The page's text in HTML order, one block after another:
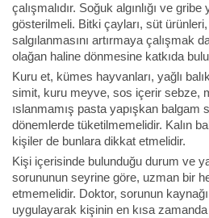
çalışmalıdır. Soğuk algınlığı ve
gösterilmeli. Bitki çayları, süt
salgılanmasını artırmaya çalışmak
olağan haline dönmesine katkıda
Kuru et, kümes hayvanları, yağlı
simit, kuru meyve, sos içerir sebze,
ıslanmamış pasta yapışkan balgam
dönemlerde tüketilmemelidir. Kalın
kişiler de bunlara dikkat etmelidir.
Kişi içerisinde bulunduğu durum ve
sorununun seyrine göre, uzman bir
etmemelidir. Doktor, sorunun
uygulayarak kişinin en kısa